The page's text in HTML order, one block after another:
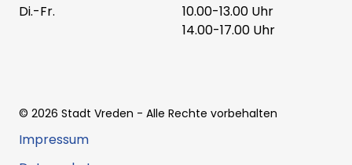
Di.-Fr.
10.00-13.00 Uhr
14.00-17.00 Uhr
© 2026 Stadt Vreden - Alle Rechte vorbehalten
Impressum